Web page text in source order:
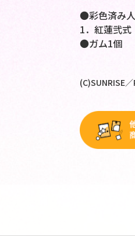
●彩色済み人
1．紅蓮弐式
●ガム1個
(C)SUNRISE